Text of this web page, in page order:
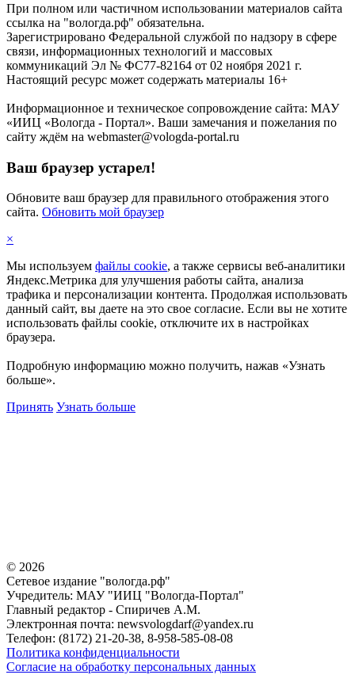
© 2026
Сетевое издание "вологда.рф"
Учредитель: МАУ "ИИЦ "Вологда-Портал"
Главный редактор - Спиричев А.М.
Электронная почта: newsvologdarf@yandex.ru
Телефон: (8172) 21-20-38, 8-958-585-08-08
Политика конфиденциальности
Согласие на обработку персональных данных
При полном или частичном использовании материалов сайта
ссылка на "вологда.рф" обязательна.
Зарегистрировано Федеральной службой по надзору в сфере
связи, информационных технологий и массовых
коммуникаций Эл № ФС77-82164 от 02 ноября 2021 г.
Настоящий ресурс может содержать материалы 16+
Информационное и техническое сопровождение сайта: МАУ
«ИИЦ «Вологда - Портал». Ваши замечания и пожелания по
сайту ждём на webmaster@vologda-portal.ru
Ваш браузер устарел!
Обновите ваш браузер для правильного отображения этого
сайта. Обновить мой браузер
×
Мы используем файлы cookie, а также сервисы веб-аналитики
Яндекс.Метрика для улучшения работы сайта, анализа
трафика и персонализации контента. Продолжая использовать
данный сайт, вы даете на это свое согласие. Если вы не хотите
использовать файлы cookie, отключите их в настройках
браузера.
Подробную информацию можно получить, нажав «Узнать
больше».
Принять Узнать больше